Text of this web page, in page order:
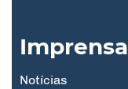
Imprensa
Notícias